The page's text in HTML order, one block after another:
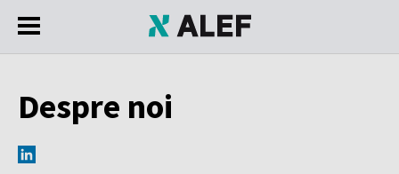
Despre noi